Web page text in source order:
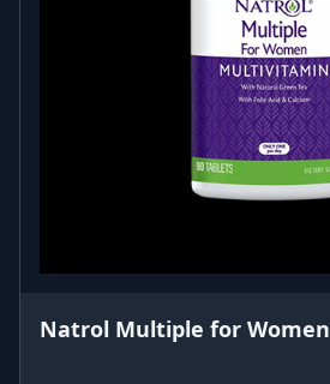
Natrol Multiple for Women